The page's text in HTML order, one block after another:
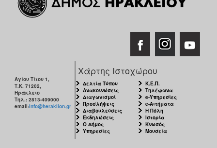
Αγίου Τίτου 1,
Τ.Κ. 71202,
Ηράκλειο
Τηλ.: 2813-409000
email:info@heraklion.gr
Χάρτης Ιστοχώρου
Δελτία Τύπου
Ανακοινώσεις
Διαγωνισμοί
Προσλήψεις
Διαβουλεύσεις
Εκδηλώσεις
Ο Δήμος
Υπηρεσίες
Κ.Ε.Π.
Τηλέφωνα
e-Υπηρεσίες
e-Αιτήματα
Η Πόλη
Ιστορία
Κνωσός
Μουσεία